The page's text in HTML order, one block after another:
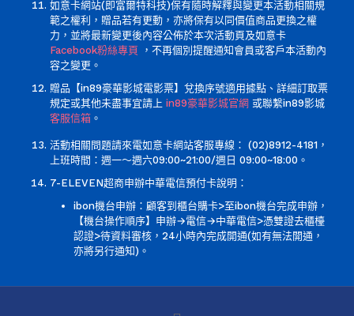
如意卡網站(即富爾特科技)保有隨時解釋與變更本活動相關規
範之權利，贈品若有更動，亦將保有以同價值商品更換之權
力，並將最新變更後內容公佈於本次活動頁及如意卡
Facebook粉絲專頁 ，不再個別提醒通知會員或客戶本活動內
容之變更。
贈品【in89豪華影城電影票】兌換序號適用據點、詳細訂取票
規定或其他未盡事宜請上 in89豪華影城官網 或聯繫in89影城
客服信箱 。
活動相關問題請來電如意卡網站客服專線： (02)8912-4181，
上班時間：週一～週六09:00~21:00/週日 09:00~18:00。
7-ELEVEN超商申辦中華電信預付卡說明：
ibon機台申辦：顧客到櫃台購卡>至ibon機台完成申辦，
【機台操作順序】申辦→電信→中華電信>憑雙證去櫃檯
認證>待資料審核，24小時內完成開通(如有無法開通，
亦將另行通知)。